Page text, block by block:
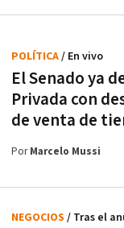
El Senado ya
Privada con
de venta de
POLÍTICA/ En vivo
PorMarcelo Mussi
NEGOCIOS / Tras el